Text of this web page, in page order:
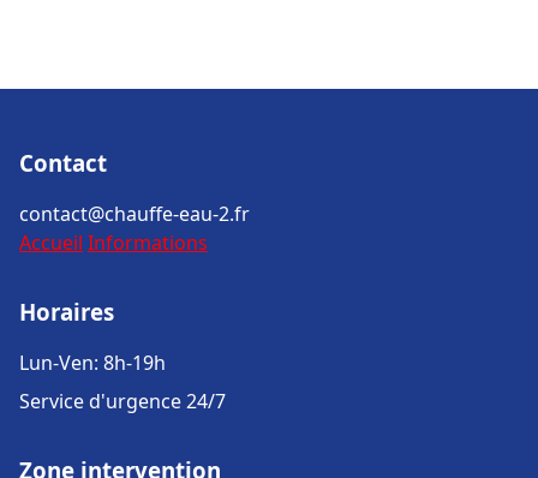
Contact
contact@chauffe-eau-2.fr
Accueil Informations
Horaires
Lun-Ven: 8h-19h
Service d'urgence 24/7
Zone intervention